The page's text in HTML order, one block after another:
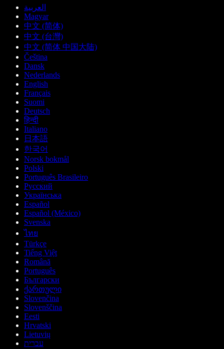
العربية
Magyar
中文 (简体)
中文 (台灣)
中文 (简体 中国大陆)
Čeština
Dansk
Nederlands
English
Français
Suomi
Deutsch
हिन्दी
Italiano
日本語
한국어
Norsk bokmål
Polski
Português Brasileiro
Русский
Українська
Español
Español (México)
Svenska
ไทย
Türkçe
Tiếng Việt
Română
Português
Български
ქართული
Slovenčina
Slovenščina
Eesti
Hrvatski
Lietuvių
עברית